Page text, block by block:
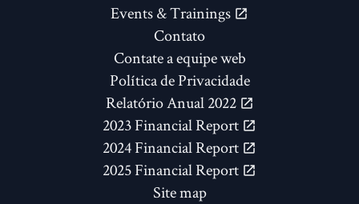
Events & Trainings
Contato
Contate a equipe web
Política de Privacidade
Relatório Anual 2022
2023 Financial Report
2024 Financial Report
2025 Financial Report
Site map